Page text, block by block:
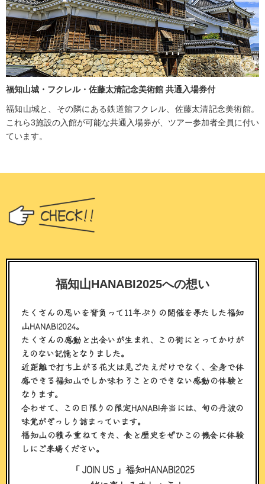
福知山城・フクレル・佐藤太清記念美術館 共通入場券付
福知山城と、その隣にある鉄道館フクレル、佐藤太清記念美術館。
これら3施設の入館が可能な共通入場券が、ツアー参加者全員に付い
ています。
福知山HANABI2025への想い
たくさんの思いを背負って11年ぶりの開催を果たした福知
山HANABI2024。
たくさんの感動と出会いが生まれ、この街にとってかけが
えのない記憶となりました。
近距離で打ち上がる花火は見ごたえだけでなく、全身で体
感できる福知山でしか味わうことのできない感動の体験と
なります。
合わせて、この日限りの限定HANABI弁当には、旬の丹波の
味覚がぎっしり詰まっています。
福知山の積み重ねてきた、食と歴史をぜひこの機会に体験
しにご来場ください。
「 JOIN US 」福知HANABI2025